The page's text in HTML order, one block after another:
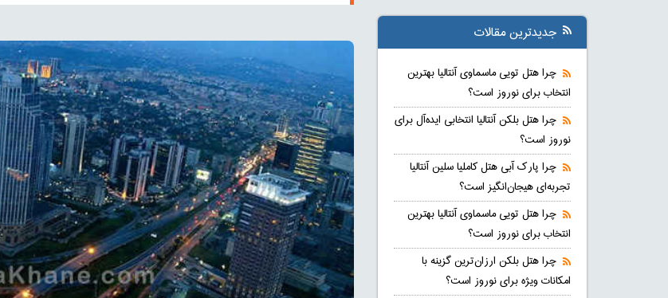
جدیدترین مقالات
چرا هتل تویی ماسماوی آنتالیا بهترین
انتخاب برای نوروز است؟
چرا هتل بلکن آنتالیا انتخابی ایده‌آل برای
نوروز است؟
چرا پارک آبی هتل کاملیا سلین آنتالیا
تجربه‌ای هیجان‌انگیز است؟
چرا هتل تویی ماسماوی آنتالیا بهترین
انتخاب برای نوروز است؟
چرا هتل بلکن ارزان‌ترین گزینه با
امکانات ویژه برای نوروز است؟